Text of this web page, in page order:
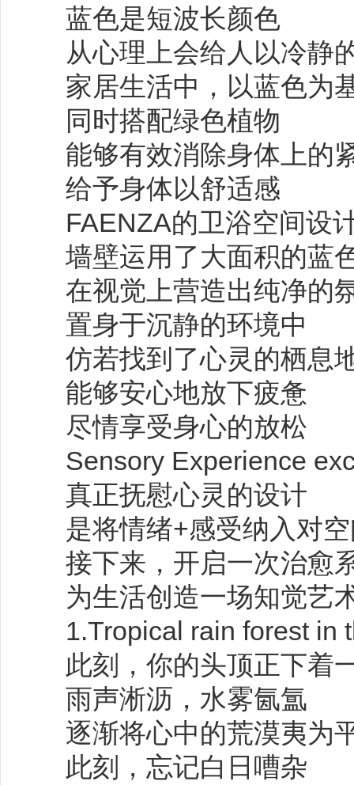
蓝色是短波长颜色
从心理上会给人以冷静
家居生活中，以蓝色为
同时搭配绿色植物
能够有效消除身体上的
给予身体以舒适感
FAENZA的卫浴空间设
墙壁运用了大面积的蓝
在视觉上营造出纯净的
置身于沉静的环境中
仿若找到了心灵的栖息
能够安心地放下疲惫
尽情享受身心的放松
Sensory Experience
真正抚慰心灵的设计
是将情绪+感受纳入对
接下来，开启一次治愈
为生活创造一场知觉艺
1.Tropical rain forest in
此刻，你的头顶正下着
雨声淅沥，水雾氤氲
逐渐将心中的荒漠夷为
此刻，忘记白日嘈杂